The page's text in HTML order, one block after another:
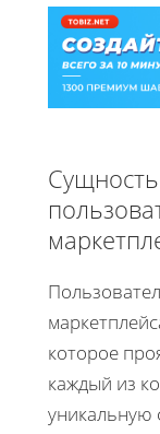
которое
каждый из
уникальную